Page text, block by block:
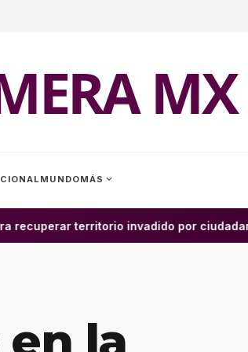
MX
MUNDOMÁS expand_more
territorio invadido por